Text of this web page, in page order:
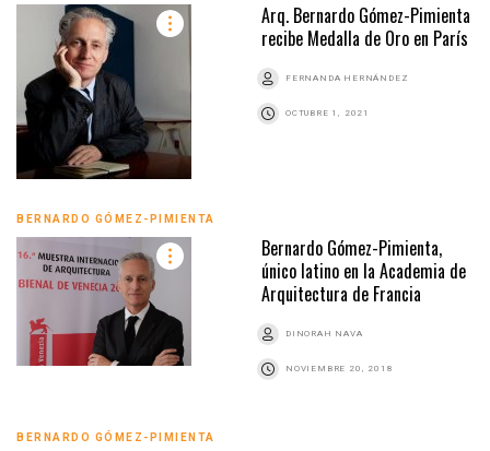
Arq. Bernardo Gómez-Pimienta
recibe Medalla de Oro en París
FERNANDA HERNÁNDEZ
OCTUBRE 1, 2021
BERNARDO GÓMEZ-PIMIENTA
Bernardo Gómez-Pimienta,
único latino en la Academia de
Arquitectura de Francia
DINORAH NAVA
NOVIEMBRE 20, 2018
BERNARDO GÓMEZ-PIMIENTA